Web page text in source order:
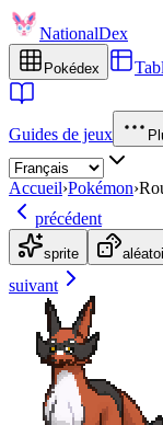
NationalDex
Pokédex
Guides de jeux
Accueil›Pokémon›
précédent
sprite
suivant